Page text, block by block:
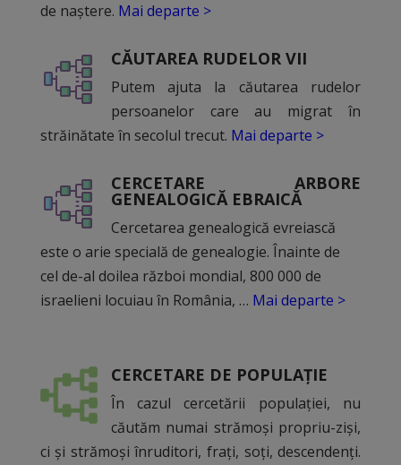
de naștere. Mai departe >
CĂUTAREA RUDELOR VII
Putem ajuta la căutarea rudelor
persoanelor care au migrat în
străinătate în secolul trecut. Mai departe >
CERCETARE ARBORE
GENEALOGICĂ EBRAICĂ
Cercetarea genealogică evreiască
este o arie specială de genealogie. Înainte de
cel de-al doilea război mondial, 800 000 de
israelieni locuiau în România, … Mai departe >
CERCETARE DE POPULAȚIE
În cazul cercetării populației, nu
căutăm numai strămoși propriu-ziși,
ci și strămoși înruditori, frați, soți, descendenți.